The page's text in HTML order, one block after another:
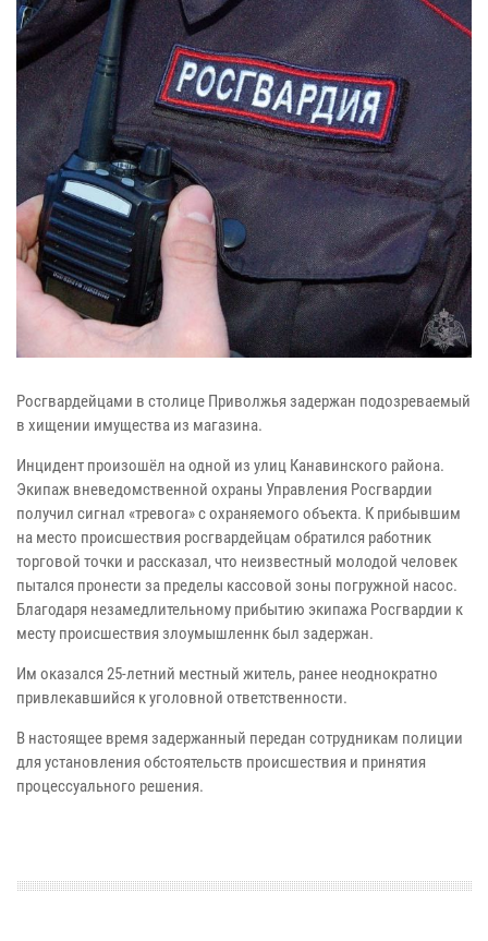
Росгвардейцами в столице Приволжья задержан подозреваемый
в хищении имущества из магазина.
Инцидент произошёл на одной из улиц Канавинского района.
Экипаж вневедомственной охраны Управления Росгвардии
получил сигнал «тревога» с охраняемого объекта. К прибывшим
на место происшествия росгвардейцам обратился работник
торговой точки и рассказал, что неизвестный молодой человек
пытался пронести за пределы кассовой зоны погружной насос.
Благодаря незамедлительному прибытию экипажа Росгвардии к
месту происшествия злоумышленнк был задержан.
Им оказался 25-летний местный житель, ранее неоднократно
привлекавшийся к уголовной ответственности.
В настоящее время задержанный передан сотрудникам полиции
для установления обстоятельств происшествия и принятия
процессуального решения.